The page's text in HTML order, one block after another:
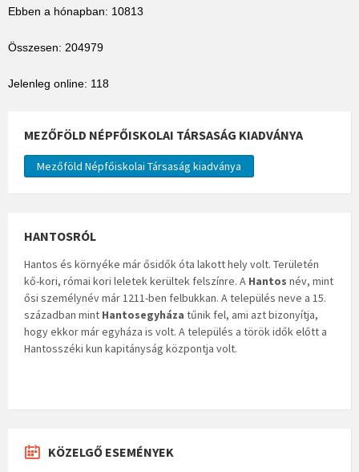
Ebben a hónapban: 10813
Összesen: 204979
Jelenleg online: 118
MEZŐFÖLD NÉPFŐISKOLAI TÁRSASÁG KIADVÁNYA
Mezőföld Népfőiskolai Társaság kiadványa
HANTOSRÓL
Hantos és környéke már ősidők óta lakott hely volt. Területén
kő-kori, római kori leletek kerültek felszínre. A Hantos név, mint
ősi személynév már 1211-ben felbukkan. A település neve a 15.
században mint Hantosegyháza tűnik fel, ami azt bizonyítja,
hogy ekkor már egyháza is volt. A település a török idők előtt a
Hantosszéki kun kapitányság központja volt.
KÖZELGŐ ESEMÉNYEK